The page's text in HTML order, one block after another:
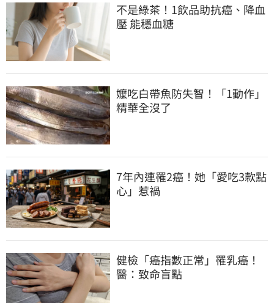
不是綠茶！1飲品助抗癌、降血
壓 能穩血糖
嬤吃白帶魚防失智！「1動作」
精華全沒了
7年內連罹2癌！她「愛吃3款點
心」惹禍
健檢「癌指數正常」罹乳癌！
醫：致命盲點